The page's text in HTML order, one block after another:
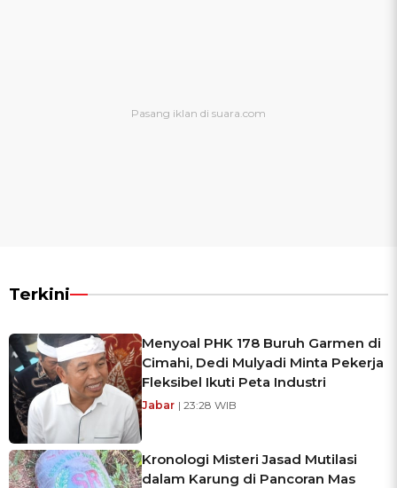
Terkini
Menyoal PHK 178 Buruh Garmen di
Cimahi, Dedi Mulyadi Minta Pekerja
Fleksibel Ikuti Peta Industri
Jabar | 23:28 WIB
Kronologi Misteri Jasad Mutilasi
dalam Karung di Pancoran Mas